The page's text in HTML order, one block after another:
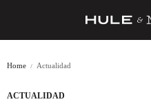
Home Actualidad
ACTUALIDAD